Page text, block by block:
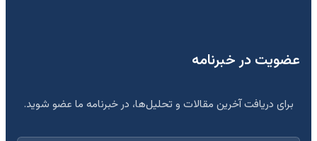
عضویت در خبرنامه
برای دریافت آخرین مقالات و تحلیل‌ها، در خبرنامه ما عضو شوید.